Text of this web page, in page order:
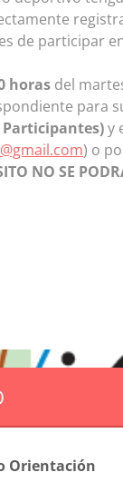
de participar
horas del
para
y
) o
NO SE
Orientación